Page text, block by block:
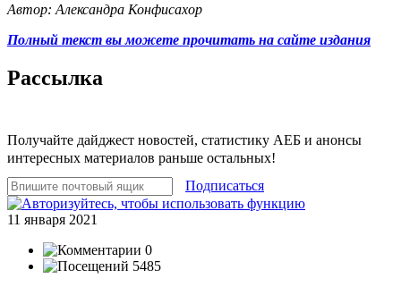
Автор: Александра Конфисахор
Полный текст вы можете прочитать на сайте издания
Рассылка
Получайте дайджест новостей, статистику АЕБ и анонсы
интересных материалов раньше остальных!
Подписаться
11 января 2021
0
5485